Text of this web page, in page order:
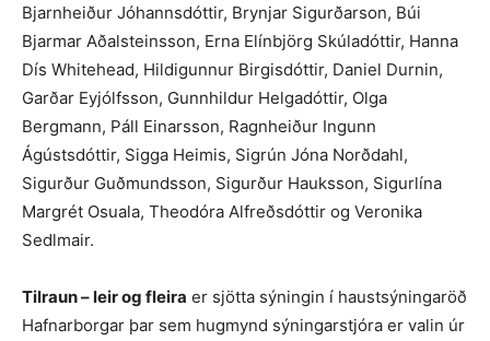
Bjarnheiður Jóhannsdóttir, Brynjar Sigurðarson, Búi
Bjarmar Aðalsteinsson, Erna Elínbjörg Skúladóttir, Hanna
Dís Whitehead, Hildigunnur Birgisdóttir, Daniel Durnin,
Garðar Eyjólfsson, Gunnhildur Helgadóttir, Olga
Bergmann, Páll Einarsson, Ragnheiður Ingunn
Ágústsdóttir, Sigga Heimis, Sigrún Jóna Norðdahl,
Sigurður Guðmundsson, Sigurður Hauksson, Sigurlína
Margrét Osuala, Theodóra Alfreðsdóttir og Veronika
Sedlmair.
Tilraun – leir og fleira er sjötta sýningin í haustsýningaröð
Hafnarborgar þar sem hugmynd sýningarstjóra er valin úr